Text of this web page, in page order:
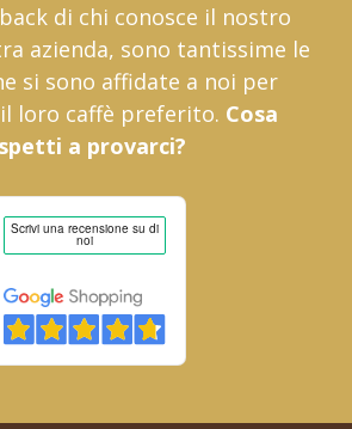
di chi conosce il nostro
azienda, sono tantissime le
si sono affidate a noi per
loro caffè preferito. Cosa
a provarci?